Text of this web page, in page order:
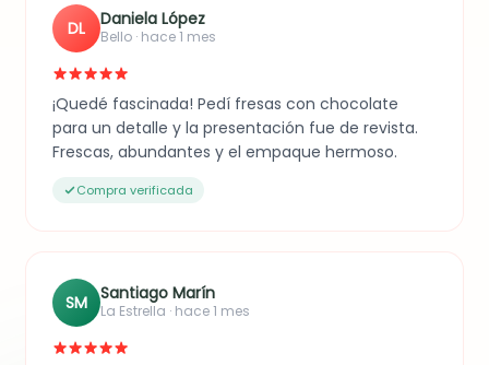
DL Daniela López
Bello · hace 1 mes
¡Quedé fascinada! Pedí fresas con chocolate
para un detalle y la presentación fue de revista.
Frescas, abundantes y el empaque hermoso.
Compra verificada
SM Santiago Marín
La Estrella · hace 1 mes